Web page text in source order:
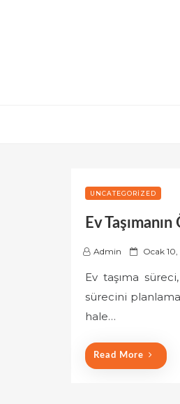
UNCATEGORIZED
Ev
Admin
P
s
t
o
n
Ocak
Ev taşıma
sürecini
hale…
Read More